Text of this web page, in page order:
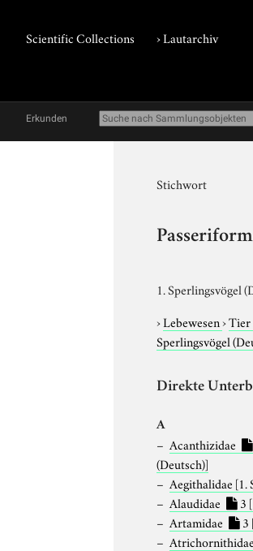
Scientific Collections ›Lautarchiv
Erkunden
Stichwort
1. Sperlingsvögel
›Lebewesen›Tier
Sperlingsvögel
Direkte
A
Acanthizidae
(Deutsch)]
Aegithalidae [1.
Alaudidae
3
Artamidae
3
Atrichornithidae